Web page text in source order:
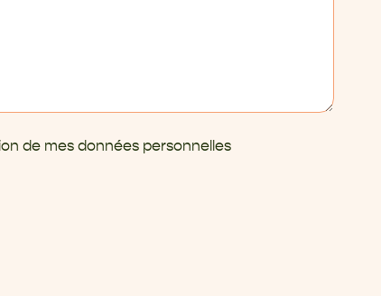
de mes données personnelles